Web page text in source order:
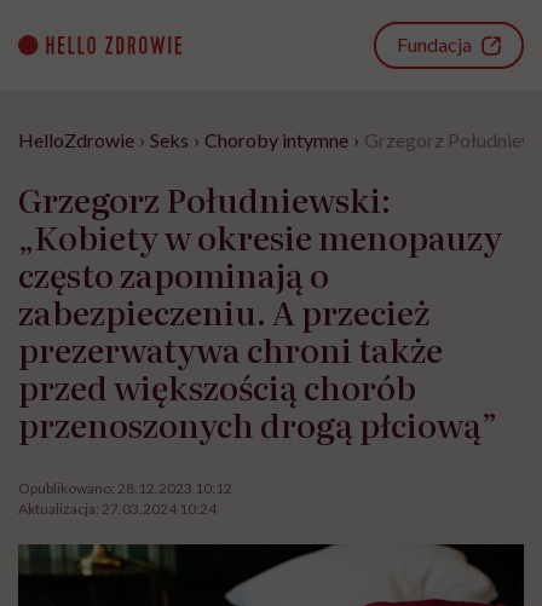
content
Fundacja
HelloZdrowie › Seks › Choroby intymne › Grzegorz
Grzegorz Południewski:
„Kobiety w okresie menopauzy
często zapominają o
zabezpieczeniu. A przecież
prezerwatywa chroni także
przed większością chorób
przenoszonych drogą płciową”
Opublikowano: 28.12.2023 10:12
Aktualizacja: 27.03.2024 10:24